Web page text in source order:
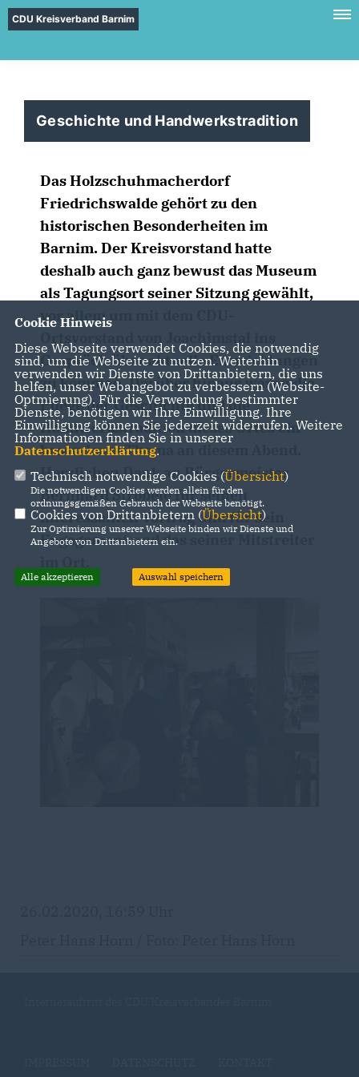
CDU Kreisverband Barnim
Geschichte und Handwerkstradition
Das Holzschuhmacherdorf
Friedrichswalde gehört zu den
historischen Besonderheiten im
Barnim. Der Kreisvorstand hatte
deshalb auch ganz bewust das Museum
als Tagungsort seiner Sitzung gewählt,
vor allem um mit dem CDU-
Gespräch über aktuelle Entwicklungen
zu kommen. Darüber hinaus waren die
Pflege der Geschichte und die
Handwerkstradition dieses Ortes ein
besonderes Thema an diesem Abend.
Herzlichen Dank an Bürgermeister
Bernhard Ströbele für seinen
interessanten Vortrag und für sein
Engagement und das seiner Mitstreiter
Cookie Hinweis
Diese Webseite verwendet Cookies, die notwendig
sind, um die Webseite zu nutzen. Weiterhin
verwenden wir Dienste von Drittanbietern, die uns
helfen, unser Webangebot zu verbessern (Website-
Optmierung). Für die Verwendung bestimmter
Dienste, benötigen wir Ihre Einwilligung. Ihre
Einwilligung können Sie jederzeit widerrufen. Weitere
Informationen finden Sie in unserer
Datenschutzerklärung.
Technisch notwendige Cookies (Übersicht)
Die notwendigen Cookies werden allein für den
ordnungsgemäßen Gebrauch der Webseite benötigt.
Cookies von Drittanbietern (Übersicht)
Zur Optimierung unserer Webseite binden wir Dienste und
Angebote von Drittanbietern ein.
Alle akzeptieren Auswahl speichern